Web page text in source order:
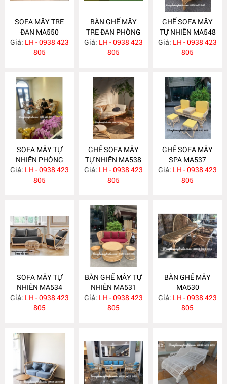
SOFA MÂY TRE
ĐAN MA550
Giá: LH - 0938 423
805
BÀN GHẾ MÂY
TRE ĐAN PHÒNG
KHÁCH MA549
Giá: LH - 0938 423
805
GHẾ SOFA MÂY
TỰ NHIÊN MA548
Giá: LH - 0938 423
805
SOFA MÂY TỰ
NHIÊN PHÒNG
KHÁCH MA547
Giá: LH - 0938 423
805
GHẾ SOFA MÂY
TỰ NHIÊN MA538
Giá: LH - 0938 423
805
GHẾ SOFA MÂY
SPA MA537
Giá: LH - 0938 423
805
SOFA MÂY TỰ
NHIÊN MA534
Giá: LH - 0938 423
805
BÀN GHẾ MÂY TỰ
NHIÊN MA531
Giá: LH - 0938 423
805
BÀN GHẾ MÂY
MA530
Giá: LH - 0938 423
805